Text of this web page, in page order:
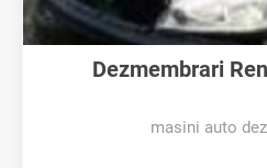
Dezmembrari
masini auto